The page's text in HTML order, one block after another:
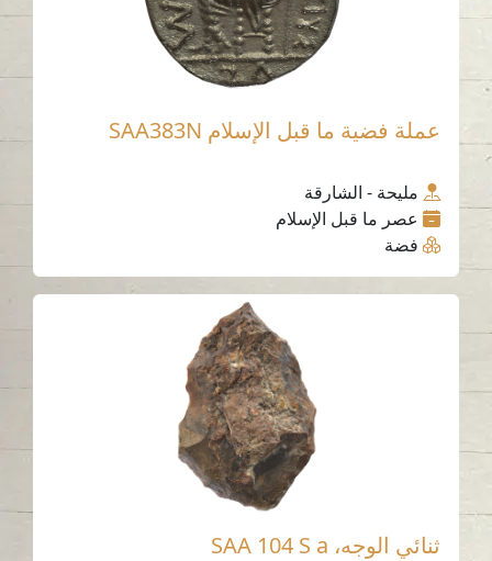
عملة فضية ما قبل الإسلام SAA383N
مليحة - الشارقة
عصر ما قبل الإسلام
فضة
ثنائي الوجه، SAA 104 S a